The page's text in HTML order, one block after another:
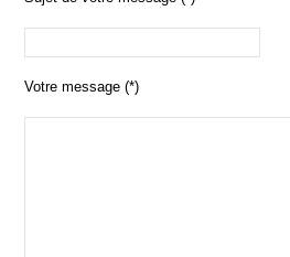
Votre message (*)